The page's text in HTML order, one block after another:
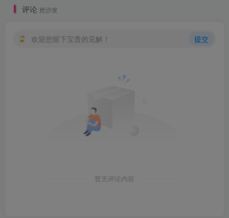
评论 抢沙发
欢迎您留下宝贵的见解！ 提交
暂无评论内容